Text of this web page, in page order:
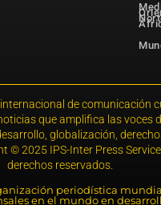
de comunicación
que amplifica las voces
globalización,
© 2025 IPS-Inter Press
derechos reservados.
periodística
en el mundo en